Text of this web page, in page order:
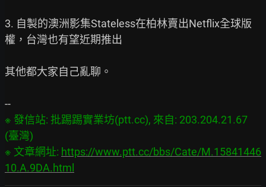
3. 自製的澳洲影集Stateless在柏林賣出Netflix全球版
權，台灣也有望近期推出
其他都大家自己亂聊。
※ 發信站: 批踢踢實業坊(ptt.cc), 來自: 203.204.21.67
(臺灣)
※ 文章網址: https://www.ptt.cc/bbs/Cate/M.15841446
10.A.9DA.html